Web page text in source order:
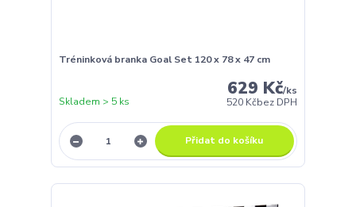
Tréninková branka Goal Set 120 x 78 x 47 cm
629 Kč/ks
520 Kčbez DPH
Skladem > 5 ks
Přidat do košíku